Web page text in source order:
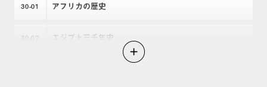
たか 拡がりゆく視圏 征服の修辞学 : ヨーロッパと
カリブ海先住民,1492-1797年 大航海時代における異文
化理解と他者認識 : スペイン語文書を読む 1491 : 先
30 01 アフリカの歴史
30 02 エジプト三千年史